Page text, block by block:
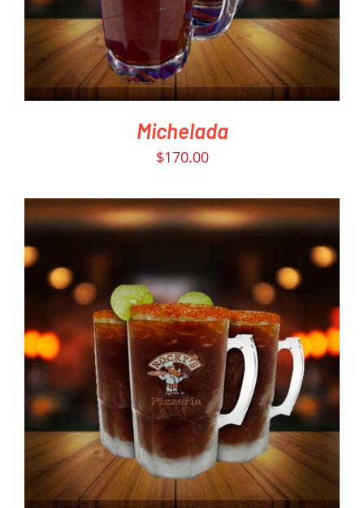
Michelada
$170.00
PEDIR AHORA
DETAILS